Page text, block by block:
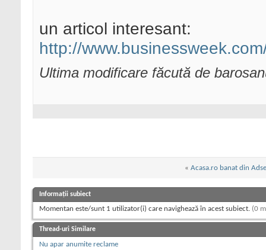
un articol interesant:
http://
Ultima modificare făcută de
« Acasa.ro banat din
Informații subiect
Momentan este/sunt 1 utilizator(i) care navighează în acest subiect. (0
Thread-uri Similare
Nu apar anumite reclame